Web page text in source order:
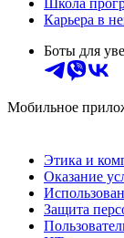
Школа
Карьера в
Боты для
Мобильное
Этика и
Оказание
Защита